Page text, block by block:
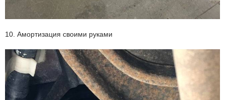
10. Амортизация своими руками